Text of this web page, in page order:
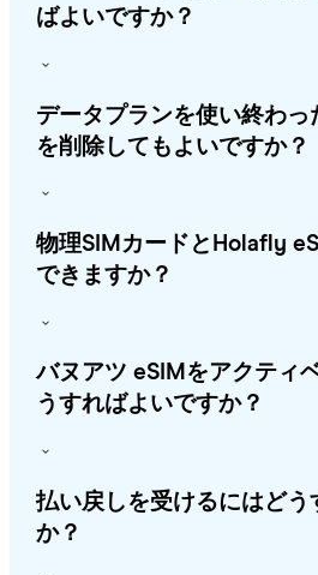
ばよいですか？
データプランを使い終わっ
を削除してもよいですか？
物理SIMカードとHolafly
できますか？
バヌアツ eSIMをアクティ
うすればよいですか？
払い戻しを受けるにはどう
か？